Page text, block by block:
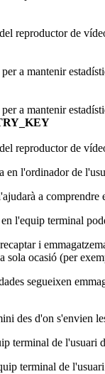
reproductor de
a mantenir
a mantenir
reproductor de
l'ordinador de
a comprendre
l'equip terminal
i
ocasió (per
segueixen
des d'on s'envien
terminal de l'usuari
terminal de